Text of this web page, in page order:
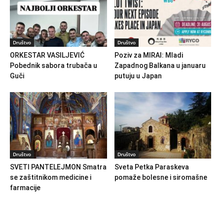
Društvo
ORKESTAR VASILJEVIĆ
Pobednik sabora trubača u
Guči
Društvo
Poziv za MIRAI: Mladi
Zapadnog Balkana u januaru
putuju u Japan
Društvo
SVETI PANTELEJMON Smatra
se zaštitnikom medicine i
farmacije
Društvo
Sveta Petka Paraskeva
pomaže bolesne i siromašne